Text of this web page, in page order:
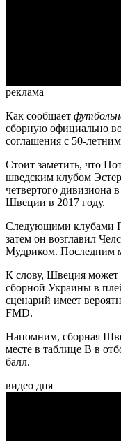
реклама
Как сообщает
сборную официально
соглашения с 50-
Стоит заметить, что
шведским клубом
четвертого дивизиона
Швеции в 2017 году.
Следующими клубами
затем он возглавил
Мудриком. Последним
К слову, Швеция может
сборной Украины в
сценарий имеет
FMD.
Напомним, сборная
месте в таблице B в
балл.
видео дня